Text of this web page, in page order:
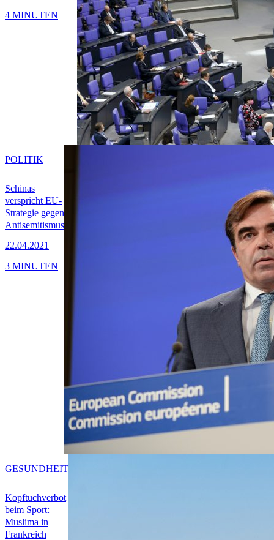
4 MINUTEN
Schinas
verspricht EU-
Strategie gegen
Antisemitismus
22.04.2021
POLITIK
3 MINUTEN
Kopftuchverbot
beim Sport:
Muslima in
Frankreich
GESUNDHEIT